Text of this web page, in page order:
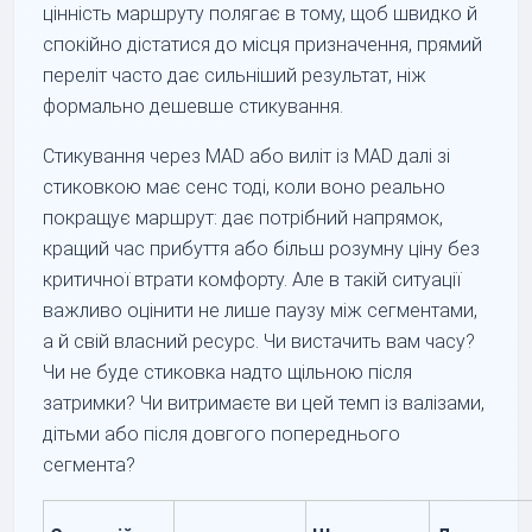
цінність маршруту полягає в тому, щоб швидко й
спокійно дістатися до місця призначення, прямий
переліт часто дає сильніший результат, ніж
формально дешевше стикування.
Стикування через MAD або виліт із MAD далі зі
стиковкою має сенс тоді, коли воно реально
покращує маршрут: дає потрібний напрямок,
кращий час прибуття або більш розумну ціну без
критичної втрати комфорту. Але в такій ситуації
важливо оцінити не лише паузу між сегментами,
а й свій власний ресурс. Чи вистачить вам часу?
Чи не буде стиковка надто щільною після
затримки? Чи витримаєте ви цей темп із валізами,
дітьми або після довгого попереднього
сегмента?